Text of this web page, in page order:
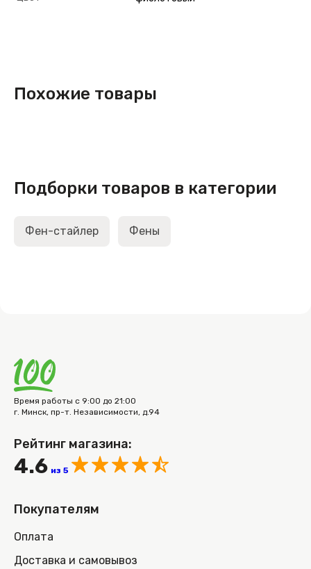
Похожие товары
Подборки товаров в категории
Фен-стайлер Фены
Время работы с 9:00 до 21:00
г. Минск, пр-т. Независимости, д.94
Рейтинг магазина:
4.6 из 5
Покупателям
Оплата
Доставка и самовывоз